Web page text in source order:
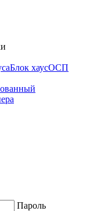
Блок хаусОСП
Пароль